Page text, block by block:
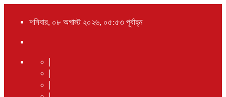
শনিবার, ০৮ অগাস্ট ২০২৬, ০৫:৫৩ পূর্বাহ্ন